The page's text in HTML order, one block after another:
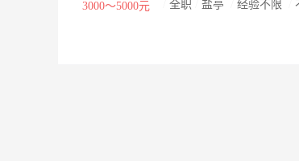
3000～5000元 全职 盐亭 经验不限